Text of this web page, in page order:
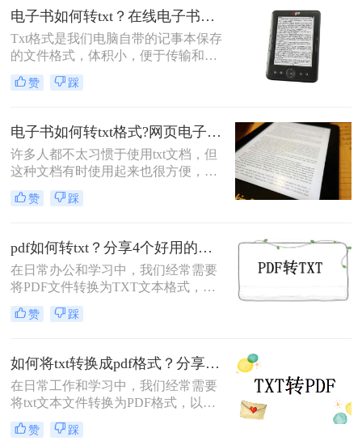
PDF呢？以下将介绍三种常用的TXT
转PDF的方法，帮助您轻松实现文件
格式的转换。
电子书如何转txt？在线电子书转txt格式
Txt格式是我们电脑自带的记事本保存
的文件格式，体积小，便于传输和存
储。有些计算系统得到的数据文件一
般都是txt文件。所以今天我要和大家
txt。
赞 踩
电子书如何转txt格式?网页电子书转txt
许多人都不太习惯于使用txt文档，但
这种文档有时使用起来也很方便，而
且传输时也很方便。几天前，我还需
要把电子书文件转换成txt格式，转换
是秒转的。现在，我就来告诉你们，
我是怎样将电子书转换成txt格式的，
而且除了电子书转TXT还支持转
word、转PDF等文件哦。
赞 踩
pdf如何转txt？分享4个好用的转换方法！
在日常办公和学习中，我们经常需要
将PDF文件转换为TXT文本格式，以
便于编辑、搜索或进一步的数据处
理。那么pdf如何转txt呢？本文将介绍
赞 踩
如何将txt转换成pdf格式？分享给大家四个方法！
在日常工作和学习中，我们经常需要
将txt文本文件转换为PDF格式，以便
更好地分享、保存或打印。那么如何
将txt转换成pdf格式呢？以下将介绍四
赞 踩